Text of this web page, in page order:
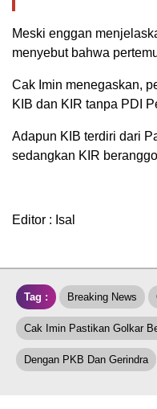
Meski enggan
menyebut bahwa
Cak Imin menegaskan,
KIB dan KIR tanpa PDI
Adapun KIB terdiri dari
sedangkan KIR
Editor : Isal
Tag : Breaking News
Cak Imin Pastikan Golkar
Dengan PKB Dan Gerindra